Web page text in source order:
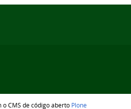
o CMS de código aberto Plone